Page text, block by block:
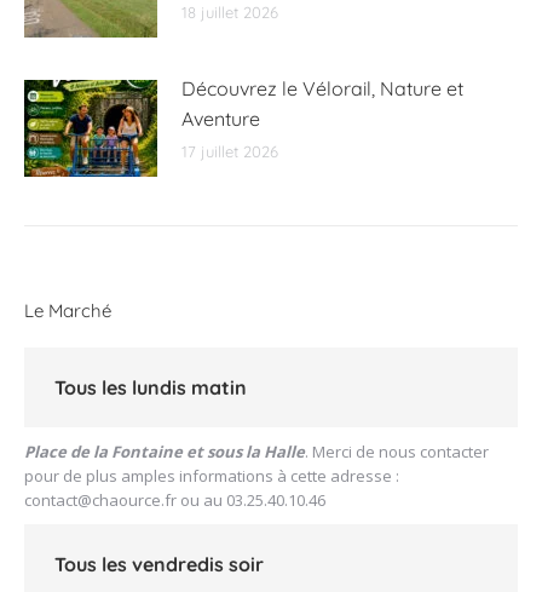
18 juillet 2026
Découvrez le Vélorail, Nature et
Aventure
17 juillet 2026
Le Marché
Tous les lundis matin
Place de la Fontaine et sous la Halle. Merci de nous contacter
pour de plus amples informations à cette adresse :
contact@chaource.fr ou au 03.25.40.10.46
Tous les vendredis soir